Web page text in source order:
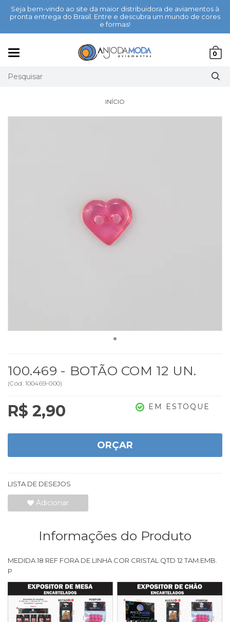
Seja bem-vindo ao site da maior distribuidora de aviamentos à
pronta entrega do Brasil. Entre e descubra um mundo de cores
e formas!
0
INÍCIO
100.469 - BOTÃO COM 12 UN.
(Cód. 100469-000)
R$ 2,90 EM ESTOQUE
ORÇAR
LISTA DE DESEJOS
Adicionar
Informações do Produto
MEDIDA 18 REF FORA DE LINHA COR CRISTAL QTD 12 TAM.EMB.
P